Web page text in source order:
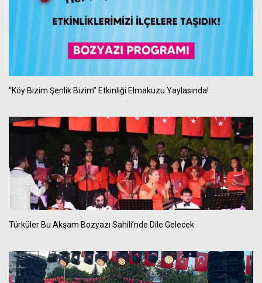
“Köy Bizim Şenlik Bizim” Etkinliği Elmakuzu Yaylasında!
Türküler Bu Akşam Bozyazı Sahili’nde Dile Gelecek